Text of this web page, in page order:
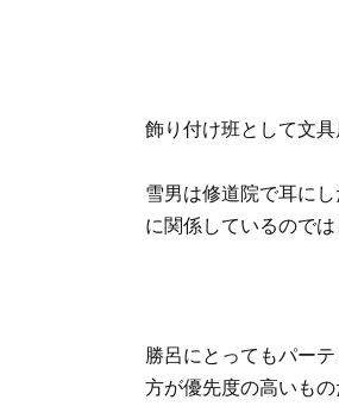
飾り付け班として文
雪男は修道院で耳に
に関係しているのでは
勝呂にとってもパー
方が優先度の高いもの